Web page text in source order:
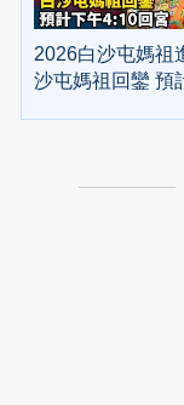
2026白沙屯媽祖
沙屯媽祖回鑾 預計下午